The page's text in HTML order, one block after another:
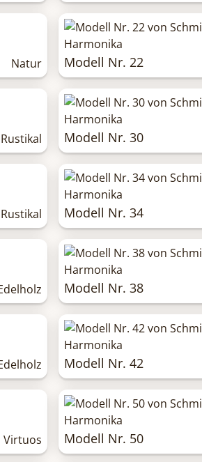
Natur Modell Nr. 22
Rustikal Modell Nr. 30
Rustikal Modell Nr. 34
Modell Nr. 38
Modell Nr. 42
Virtuos Modell Nr. 50